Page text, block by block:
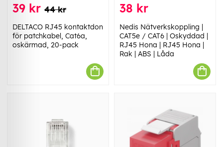
39 kr 44 kr
DELTACO RJ45 kontaktdon
för patchkabel, Cat6a,
oskärmad, 20-pack
38 kr
Nedis Nätverkskoppling |
CAT5e / CAT6 | Oskyddad |
RJ45 Hona | RJ45 Hona |
Rak | ABS | Låda